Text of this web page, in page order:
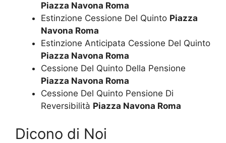
Piazza Navona Roma
Estinzione Cessione Del Quinto Piazza
Navona Roma
Estinzione Anticipata Cessione Del Quinto
Piazza Navona Roma
Cessione Del Quinto Della Pensione
Piazza Navona Roma
Cessione Del Quinto Pensione Di
Reversibilità Piazza Navona Roma
Dicono di Noi